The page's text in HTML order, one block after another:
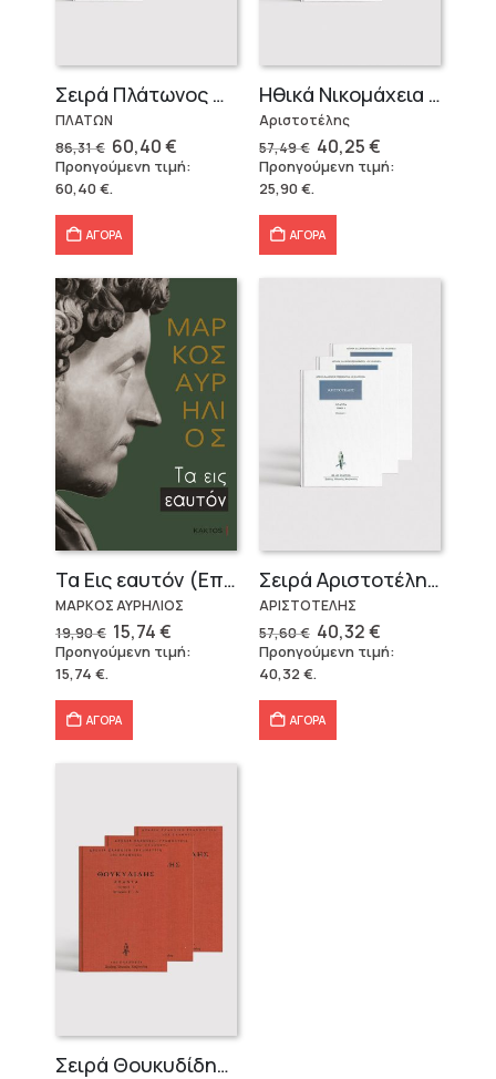
Σειρά Πλάτωνος Πολιτεία
ΠΛΑΤΩΝ
86,31€ Original
price
was:
86,31 €.
60,40€Η
τρέχουσα
τιμή
Προηγούμενη τιμή:
60,40€.
ΑΓΟΡΑ
Ηθικά Νικομάχεια (3 τόμοι)
Αριστοτέλης
57,49€ Original
price
was:
40,25€Η
τρέχουσα
τιμή
Προηγούμενη τιμή:
25,90€.
ΑΓΟΡΑ
Τα Εις εαυτόν (Επίτομο) – Μάρκος Αυρήλιος
ΜΑΡΚΟΣ ΑΥΡΗΛΙΟΣ
19,90€ Original
price
was:
15,74€Η
τρέχουσα
τιμή
Προηγούμενη τιμή:
15,74 €.
ΑΓΟΡΑ
Σειρά Αριστοτέλη «Πολιτικά» (3 τόμοι)
ΑΡΙΣΤΟΤΕΛΗΣ
57,60€ Original
price
was:
57,60 €.
40,32€Η
τρέχουσα
τιμή
Προηγούμενη τιμή:
40,32€.
ΑΓΟΡΑ
Σειρά Θουκυδίδης – Δεμένο (4 τόμοι)